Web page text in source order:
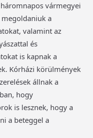
vármegyei
a
valamint az
és
is kapnak a
Kórházi körülmények
állnak a
hogy
is lesznek, hogy a
a beteggel a